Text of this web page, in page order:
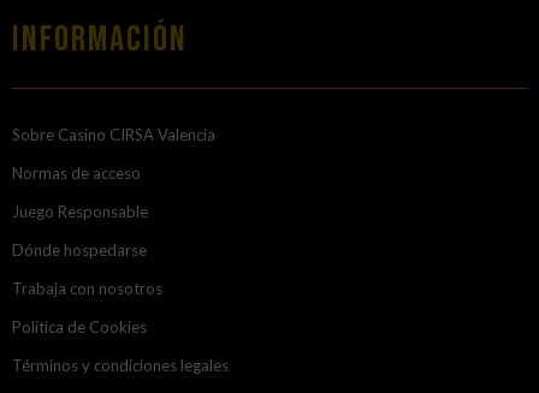
Información
Sobre Casino CIRSA Valencia
Normas de acceso
Juego Responsable
Dónde hospedarse
Trabaja con nosotros
Política de Cookies
Términos y condiciones legales